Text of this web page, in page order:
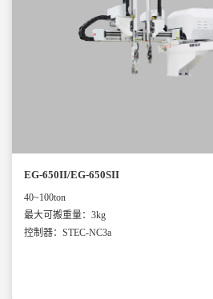
EG-650II/EG-650SII
40~100ton
最大可搬重量：3kg
控制器：STEC-NC3a